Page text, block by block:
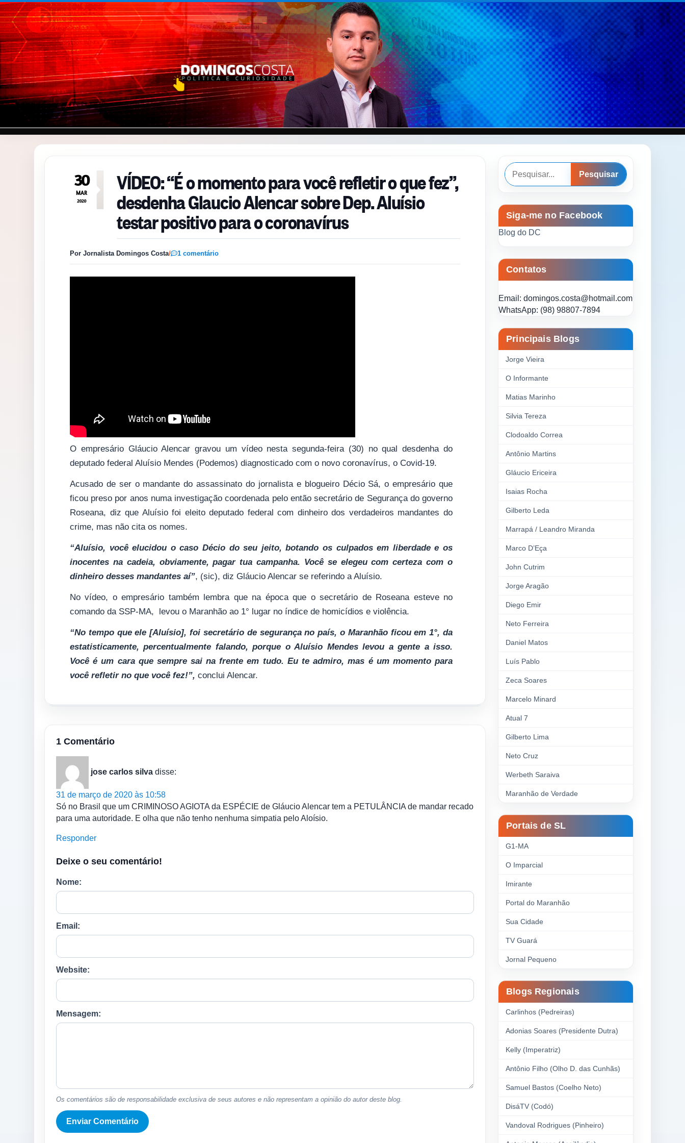
Pular para o conteúdo
30
MAR
2020
VÍDEO: “É o momento para você refletir o que fez”,
desdenha Glaucio Alencar sobre Dep. Aluísio
testar positivo para o coronavírus
Por Jornalista Domingos Costa/ 1 comentário
O empresário Gláucio Alencar gravou um vídeo nesta segunda-feira (30) no qual desdenha do
deputado federal Aluísio Mendes (Podemos) diagnosticado com o novo coronavírus, o Covid-19.
Acusado de ser o mandante do assassinato do jornalista e blogueiro Décio Sá, o empresário que
ficou preso por anos numa investigação coordenada pelo então secretário de Segurança do governo
Roseana, diz que Aluísio foi eleito deputado federal com dinheiro dos verdadeiros mandantes do
crime, mas não cita os nomes.
“Aluísio, você elucidou o caso Décio do seu jeito, botando os culpados em liberdade e os
inocentes na cadeia, obviamente, pagar tua campanha. Você se elegeu com certeza com o
dinheiro desses mandantes aí”, (sic), diz Gláucio Alencar se referindo a Aluísio.
No vídeo, o empresário também lembra que na época que o secretário de Roseana esteve no
comando da SSP-MA, levou o Maranhão ao 1° lugar no índice de homicídios e violência.
“No tempo que ele [Aluísio], foi secretário de segurança no país, o Maranhão ficou em 1°, da
estatisticamente, percentualmente falando, porque o Aluísio Mendes levou a gente a isso.
Você é um cara que sempre sai na frente em tudo. Eu te admiro, mas é um momento para
você refletir no que você fez!”, conclui Alencar.
1 Comentário
jose carlos silva disse:
31 de março de 2020 às 10:58
Só no Brasil que um CRIMINOSO AGIOTA da ESPÉCIE de Gláucio Alencar tem a PETULÂNCIA de mandar recado
para uma autoridade. E olha que não tenho nenhuma simpatia pelo Aloísio.
Responder
Deixe o seu comentário!
Nome:
Email:
Website:
Mensagem:
Os comentários são de responsabilidade exclusiva de seus autores e não representam a opinião do autor deste blog.
Pesquisar
Pesquisar
Siga-me no Facebook
Blog do DC
Contatos
Email: domingos.costa@hotmail.com
WhatsApp: (98) 98807-7894
Principais Blogs
Jorge Vieira
O Informante
Matias Marinho
Silvia Tereza
Clodoaldo Correa
Antônio Martins
Gláucio Ericeira
Isaias Rocha
Gilberto Leda
Marrapá / Leandro Miranda
Marco D’Eça
John Cutrim
Jorge Aragão
Diego Emir
Neto Ferreira
Daniel Matos
Luís Pablo
Zeca Soares
Marcelo Minard
Atual 7
Gilberto Lima
Neto Cruz
Werbeth Saraiva
Maranhão de Verdade
Portais de SL
G1-MA
O Imparcial
Imirante
Portal do Maranhão
Sua Cidade
TV Guará
Jornal Pequeno
Blogs Regionais
Carlinhos (Pedreiras)
Adonias Soares (Presidente Dutra)
Kelly (Imperatriz)
Antônio Filho (Olho D. das Cunhãs)
Samuel Bastos (Coelho Neto)
DisáTV (Codó)
Vandoval Rodrigues (Pinheiro)